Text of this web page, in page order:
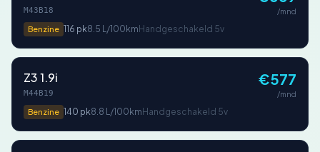
M43B18
Benzine 116 pk8.5 L/100km Handgeschakeld 5v
/mnd
Z3 1.9i
M44B19
Benzine 140 pk8.8 L/100km Handgeschakeld 5v
€577
/mnd